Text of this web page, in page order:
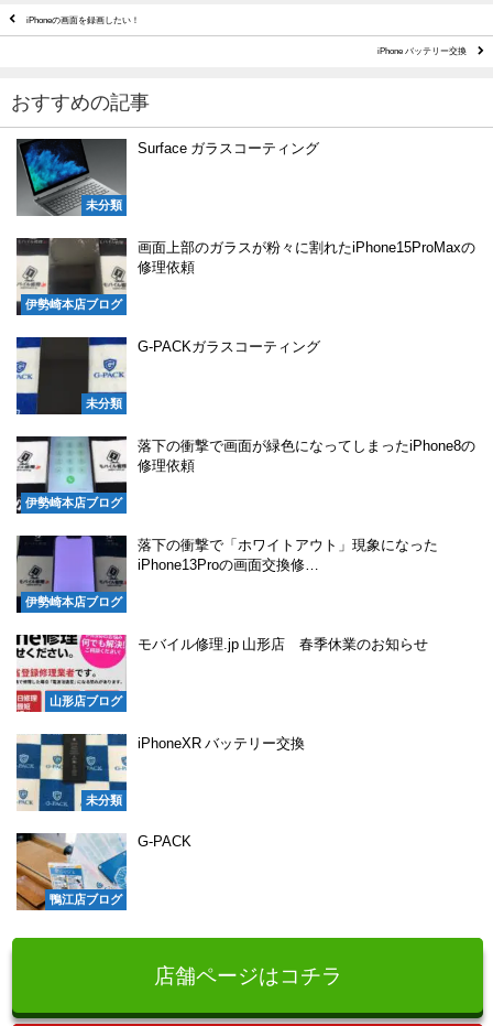
iPhoneの画面を録画したい！
iPhone バッテリー交換
おすすめの記事
未分類
Surface ガラスコーティング
伊勢崎本店ブログ
画面上部のガラスが粉々に割れたiPhone15ProMaxの
修理依頼
未分類
G-PACKガラスコーティング
伊勢崎本店ブログ
落下の衝撃で画面が緑色になってしまったiPhone8の
修理依頼
伊勢崎本店ブログ
落下の衝撃で「ホワイトアウト」現象になった
iPhone13Proの画面交換修…
山形店ブログ
モバイル修理.jp 山形店 春季休業のお知らせ
未分類
iPhoneXR バッテリー交換
鴨江店ブログ
G-PACK
店舗ページはコチラ